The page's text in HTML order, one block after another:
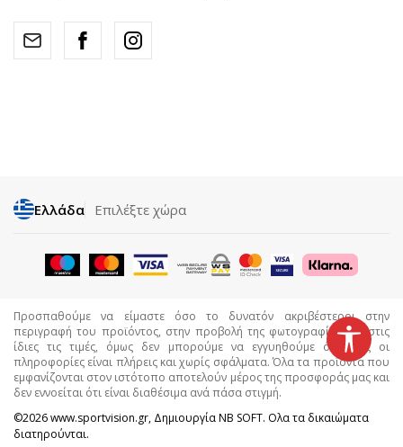
Ελλάδα Επιλέξτε χώρα
Προσπαθούμε να είμαστε όσο το δυνατόν ακριβέστεροι στην
περιγραφή του προϊόντος, στην προβολή της φωτογραφίας και στις
ίδιες τις τιμές, όμως δεν μπορούμε να εγγυηθούμε ότι όλες οι
πληροφορίες είναι πλήρεις και χωρίς σφάλματα. Όλα τα προϊόντα που
εμφανίζονται στον ιστότοπο αποτελούν μέρος της προσφοράς μας και
δεν εννοείται ότι είναι διαθέσιμα ανά πάσα στιγμή.
©2026www.sportvision.gr, ΔημιουργίαNB SOFT. Ολα τα δικαιώματα
διατηρούνται.